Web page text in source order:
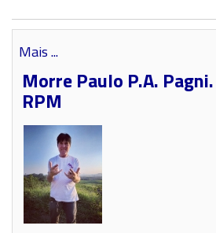
Mais ...
Morre Paulo P.A.
RPM